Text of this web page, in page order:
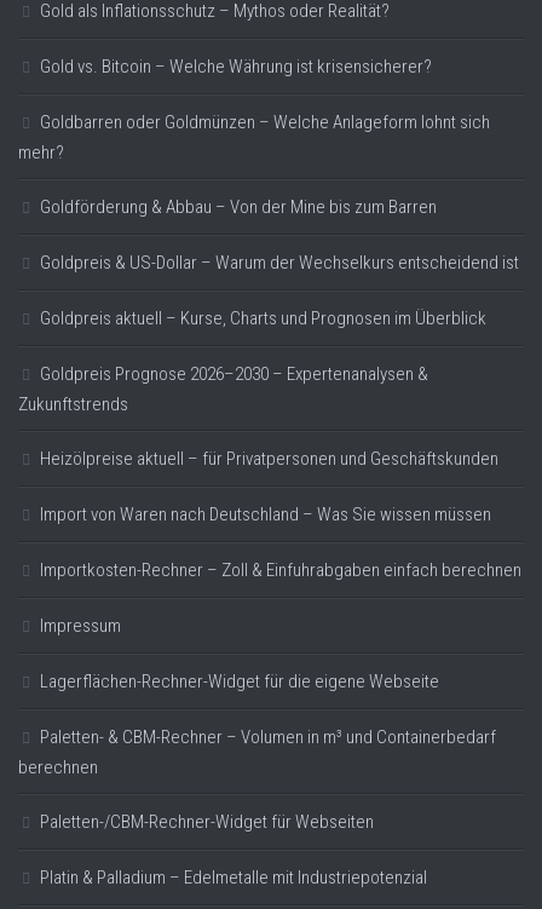
Gold als Inflationsschutz – Mythos oder Realität?
Gold vs. Bitcoin – Welche Währung ist krisensicherer?
Goldbarren oder Goldmünzen – Welche Anlageform lohnt sich
mehr?
Goldförderung & Abbau – Von der Mine bis zum Barren
Goldpreis & US-Dollar – Warum der Wechselkurs entscheidend ist
Goldpreis aktuell – Kurse, Charts und Prognosen im Überblick
Goldpreis Prognose 2026–2030 – Expertenanalysen &
Zukunftstrends
Heizölpreise aktuell – für Privatpersonen und Geschäftskunden
Import von Waren nach Deutschland – Was Sie wissen müssen
Importkosten-Rechner – Zoll & Einfuhrabgaben einfach berechnen
Impressum
Lagerflächen-Rechner-Widget für die eigene Webseite
Paletten- & CBM-Rechner – Volumen in m³ und Containerbedarf
berechnen
Paletten-/CBM-Rechner-Widget für Webseiten
Platin & Palladium – Edelmetalle mit Industriepotenzial